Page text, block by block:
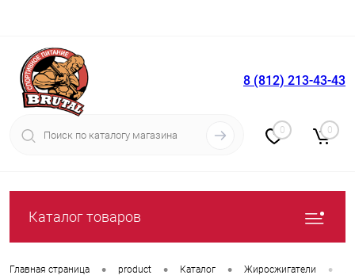
Вход Регистрация
8 (812) 213-43-43
0 0
Каталог товаров
Главная страница • product • Каталог • Жиросжигатели •